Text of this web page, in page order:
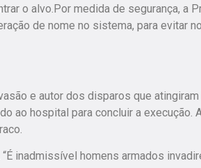
o alvo.Por medida de segurança, a
de nome no sistema, para evitar
e autor dos disparos que atingiram
ao hospital para concluir a execução.
inadmissível homens armados